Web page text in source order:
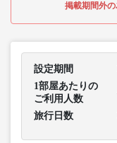
掲載期間外の
設定期間
1部屋あたりの
ご利用人数
旅行日数